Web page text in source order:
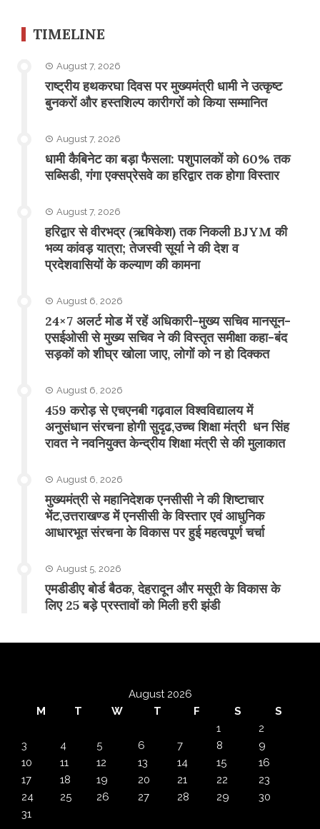
TIMELINE
August 7, 2026
राष्ट्रीय हथकरघा दिवस पर मुख्यमंत्री धामी ने उत्कृष्ट
बुनकरों और हस्तशिल्प कारीगरों को किया सम्मानित
August 7, 2026
​धामी कैबिनेट का बड़ा फैसला: पशुपालकों को 60% तक
सब्सिडी, गंगा एक्सप्रेसवे का हरिद्वार तक होगा विस्तार
August 7, 2026
​हरिद्वार से वीरभद्र (ऋषिकेश) तक निकली BJYM की
भव्य कांवड़ यात्रा; तेजस्वी सूर्या ने की देश व
प्रदेशवासियों के कल्याण की कामना
August 6, 2026
24×7 अलर्ट मोड में रहें अधिकारी-मुख्य सचिव मानसून-
एसईओसी से मुख्य सचिव ने की विस्तृत समीक्षा कहा-बंद
सड़कों को शीघ्र खोला जाए, लोगों को न हो दिक्कत
August 6, 2026
459 करोड़ से एचएनबी गढ़वाल विश्वविद्यालय में
अनुसंधान संरचना होगी सुदृढ,उच्च शिक्षा मंत्री धन सिंह
रावत ने नवनियुक्त केन्द्रीय शिक्षा मंत्री से की मुलाकात
August 6, 2026
मुख्यमंत्री से महानिदेशक एनसीसी ने की शिष्टाचार
भेंट,उत्तराखण्ड में एनसीसी के विस्तार एवं आधुनिक
आधारभूत संरचना के विकास पर हुई महत्वपूर्ण चर्चा
August 5, 2026
एमडीडीए बोर्ड बैठक, देहरादून और मसूरी के विकास के
लिए 25 बड़े प्रस्तावों को मिली हरी झंडी
August 2026
M
T W T F S
S
1
2
3
4 5 6 7 8
9
10
11 12 13 14 15
16
17
18 19 20 21 22
23
24
25 26 27 28 29
30
31